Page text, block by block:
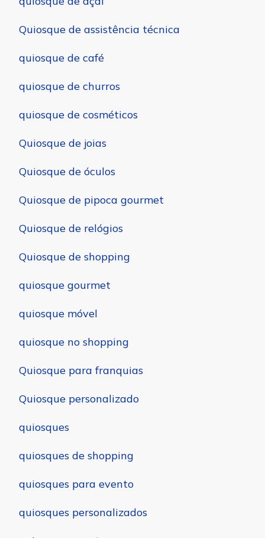
Quiosque de assistência técnica
quiosque de café
quiosque de churros
quiosque de cosméticos
Quiosque de joias
Quiosque de óculos
Quiosque de pipoca gourmet
Quiosque de relógios
Quiosque de shopping
quiosque gourmet
quiosque móvel
quiosque no shopping
Quiosque para franquias
Quiosque personalizado
quiosques
quiosques de shopping
quiosques para evento
quiosques personalizados